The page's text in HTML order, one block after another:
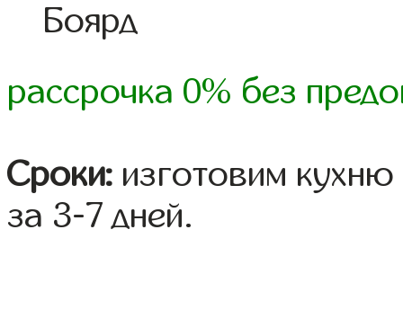
Боярд
рассрочка 0% без
Сроки: изготовим
за 3-7 дней.